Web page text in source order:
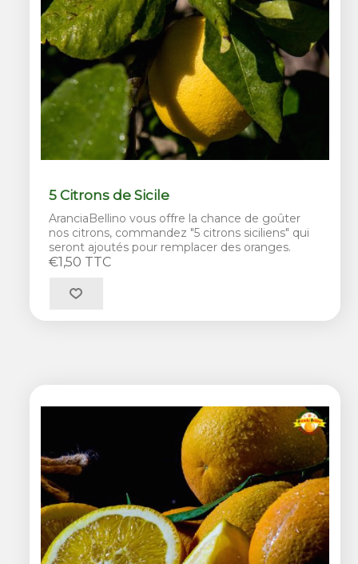
5 Citrons de Sicile
AranciaBellino vous offre la chance de goûter
nos citrons, commandez "5 citrons siciliens" qui
seront ajoutés pour remplacer des oranges.
€1,50 TTC